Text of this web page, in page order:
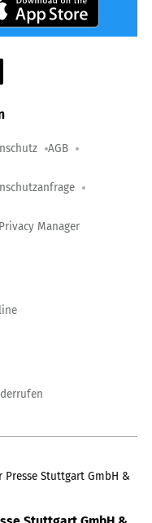
AGB
Privacy Manager
Stuttgart GmbH &